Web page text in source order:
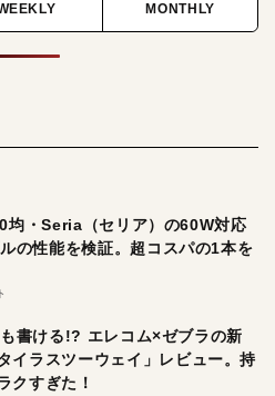
MONTHLY
均・Seria（セリア）の60W対応
の性能を検証。超コスパの1本を
書ける!? エレコム×ゼブラの新
イラスツーウェイ」レビュー。持
クすぎた！